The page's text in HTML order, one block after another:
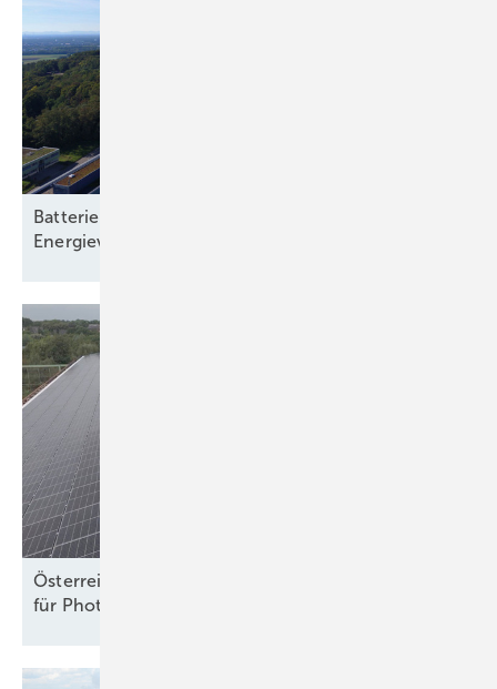
Batteriespeicher: Rückgrat einer klimaneutralen
Energieversorgung
Österreich: ElWG legt neue Rechte und Pflichten
für Photovoltaik und Speicher